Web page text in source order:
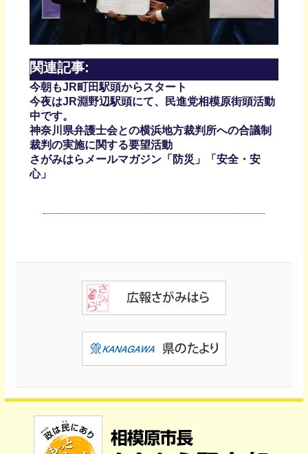
関連記事:
今朝もJR町田駅頭からスタート
今夜はJR淵野辺駅頭にて、民進党相模原街頭活動
中です。
神奈川県弁護士会との横浜地方裁判所への合議制
裁判の実施に関する要望活動
さがみはらメールマガジン「防災」「安全・安
心」